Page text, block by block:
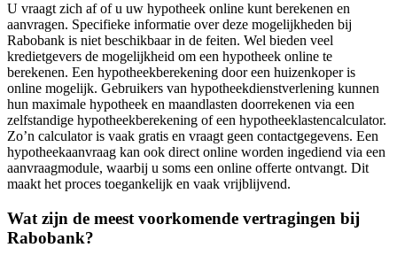
U vraagt zich af of u uw hypotheek online kunt berekenen en
aanvragen. Specifieke informatie over deze mogelijkheden bij
Rabobank is niet beschikbaar in de feiten. Wel bieden veel
kredietgevers de mogelijkheid om een hypotheek online te
berekenen. Een hypotheekberekening door een huizenkoper is
online mogelijk. Gebruikers van hypotheekdienstverlening kunnen
hun maximale hypotheek en maandlasten doorrekenen via een
zelfstandige hypotheekberekening of een hypotheeklastencalculator.
Zo’n calculator is vaak gratis en vraagt geen contactgegevens. Een
hypotheekaanvraag kan ook direct online worden ingediend via een
aanvraagmodule, waarbij u soms een online offerte ontvangt. Dit
maakt het proces toegankelijk en vaak vrijblijvend.
Wat zijn de meest voorkomende vertragingen bij
Rabobank?